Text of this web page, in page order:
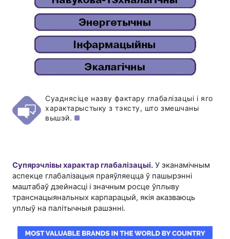
Суаднясіце назву фактару глабалізацыі і яго
характарыстыку з тэксту, што змешчаны
вышэй.
Супярэчлівы характар глабалізацыі. У эканамічным
аспекце глабалізацыя праяўляецца ў пашырэнні
маштабаў дзейнасці і значным росце ўплыву
транснацыянальных карпарацый, якія аказваюць
уплыў на палітычныя рашэнні.